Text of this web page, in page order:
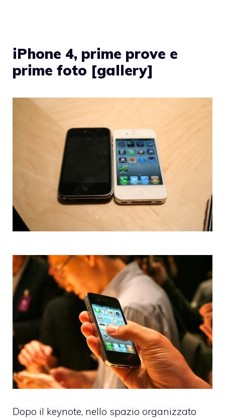
iPhone 4, prime prove e
prime foto [gallery]
Dopo il keynote, nello spazio organizzato